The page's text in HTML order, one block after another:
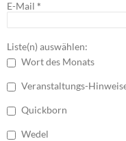
E-Mail *
Liste(n) auswählen:
Wort des Monats
Veranstaltungs-
Quickborn
Wedel